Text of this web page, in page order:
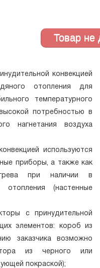
конвекцией
отопления для
температурного
потребностью в
нагнетания воздуха
используются
приборы, а также как
при наличии в
(настенные
с принудительной
элементов: короб из
заказчика возможно
из черного или
покраской);